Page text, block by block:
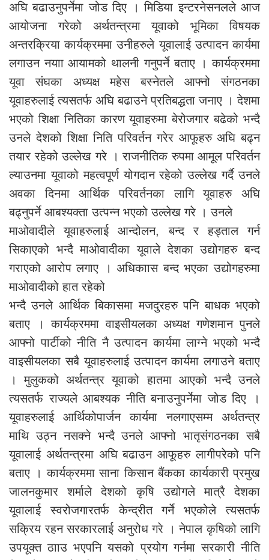
अघि बढाउनुपर्नेमा जोड दिए । मिडिया इन्टरनेसनलले आज
आयोजना गरेको अर्थतन्त्रमा यूवाको भूमिका विषयक
अन्तरक्रिया कार्यक्रममा उनीहरुले यूवालाई उत्पादन कार्यमा
लगाउन नयाा आयामको थालनी गनुपर्ने बताए । कार्यक्रममा
यूवा संघका अध्यक्ष महेस बस्नेतले आफ्नो संगठनका
यूवाहरुलाई त्यसतर्फ अघि बढाउने प्रतिबद्धता जनाए । देशमा
भएको शिक्षा नितिका कारण यूवाहरुमा बेरोजगार बढेको भन्दै
उनले देशको शिक्षा निति परिवर्तन गरेर आफूहरु अघि बढ्न
तयार रहेको उल्लेख गरे । राजनीतिक रुपमा आमूल परिवर्तन
ल्याउनमा यूवाको महत्वपूर्ण योगदान रहेको उल्लेख गर्दै उनले
अवका दिनमा आर्थिक परिवर्तनका लागि यूवाहरु अघि
बढ्नुपर्ने आबश्यक्ता उत्पन्न भएको उल्लेख गरे । उनले
माओवादीले यूवाहरुलाई आन्दोलन, बन्द र हड्ताल गर्न
सिकाएको भन्दै माओवादीका यूवाले देशका उद्योगहरु बन्द
गराएको आरोप लगाए । अधिकाास बन्द भएका उद्योगहरुमा
माओवादीको हात रहेको
भन्दै उनले आर्थिक बिकासमा मजदुरहरु पनि बाधक भएको
बताए । कार्यक्रममा वाइसीयलका अध्यक्ष गणेशमान पुनले
आफ्नो पार्टीको नीति नै उत्पादन कार्यमा लाग्ने भएको भन्दै
वाइसीयलका सबै यूवाहरुलाई उत्पादन कार्यमा लगाउने बताए
। मुलुकको अर्थतन्त्र यूवाको हातमा आएको भन्दै उनले
त्यसतर्फ राज्यले आबश्यक नीति बनाउनुपर्नेमा जोड दिए ।
यूवाहरुलाई आर्थिकोपार्जन कार्यमा नलगाएसम्म अर्थतन्त्र
माथि उठ्न नसक्ने भन्दै उनले आफ्नो भातृसंगठनका सबै
यूवालाई अर्थतन्त्रमा अघि बढाउन आफूहरु लागीपरेको पनि
बताए । कार्यक्रममा साना किसान बैंकका कार्यकारी प्रमुख
जालनकुमार शर्माले देशको कृषि उद्योगले मात्रै देशका
यूवालाई स्वरोजगारतर्फ केन्द्रीत गर्ने भएकोले त्यसतर्फ
सक्रिय रहन सरकारलाई अनुरोध गरे । नेपाल कृषिको लागि
उपयूक्त ठााउ भएपनि यसको प्रयोग गर्नमा सरकारी नीति